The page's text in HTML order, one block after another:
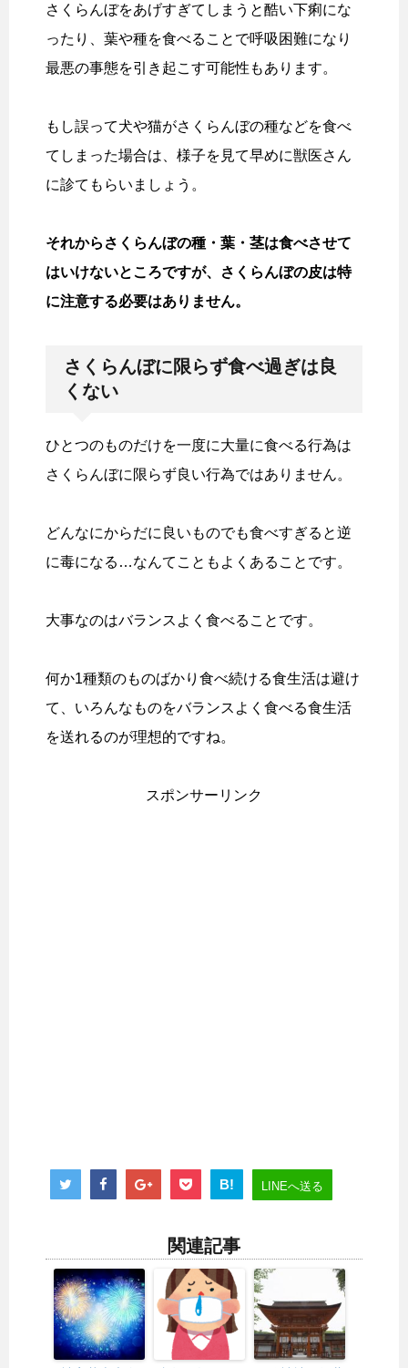
さくらんぼをあげすぎてしまうと酷い下痢にな
ったり、葉や種を食べることで呼吸困難になり
最悪の事態を引き起こす可能性もあります。
もし誤って犬や猫がさくらんぼの種などを食べ
てしまった場合は、様子を見て早めに獣医さん
に診てもらいましょう。
それからさくらんぼの種・葉・茎は食べさせて
はいけないところですが、さくらんぼの皮は特
に注意する必要はありません。
さくらんぼに限らず食べ過ぎは良
くない
ひとつのものだけを一度に大量に食べる行為は
さくらんぼに限らず良い行為ではありません。
どんなにからだに良いものでも食べすぎると逆
に毒になる…なんてこともよくあることです。
大事なのはバランスよく食べることです。
何か1種類のものばかり食べ続ける食生活は避け
て、いろんなものをバランスよく食べる食生活
を送れるのが理想的ですね。
スポンサーリンク
B! LINEへ送る
関連記事